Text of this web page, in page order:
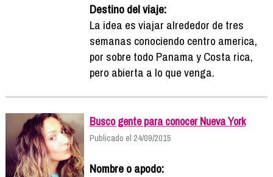
Destino del viaje:
La idea es viajar alrededor de tres
semanas conociendo centro america,
por sobre todo Panama y Costa rica,
pero abierta a lo que venga.
Busco gente para conocer Nueva York
Publicado el 24/09/2015
Nombre o apodo: